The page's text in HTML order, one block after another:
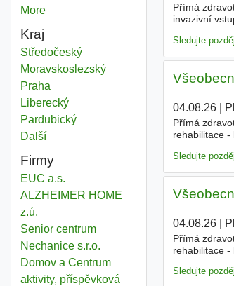
Moredistricts
Kraj
Ošetřovatel domácí péče
StředočeskýKraj
Ošetřovatel domácí péče
MoravskoslezskýKraj
Ošetřovatel domácí péče
Praha
Ošetřovatel domácí péče
LibereckýKraj
Ošetřovatel domácí péče
PardubickýKraj
Dalšíkraj
Firmy
EUC a.s.
ALZHEIMER HOME
z.ú.
Senior centrum
Nechanice s.r.o.
Domov a Centrum
aktivity, příspěvková
Přímá
invazivní
Sledujte
04.08.26|
Přímá
rehabilitace
Sledujte
04.08.26|
Přímá
rehabilitace
Sledujte